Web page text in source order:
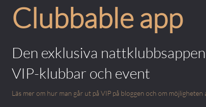
Clubbable app
Den exklusiva
VIP-klubbar och event
Läs mer om hur man går ut på VIP på bloggen och om